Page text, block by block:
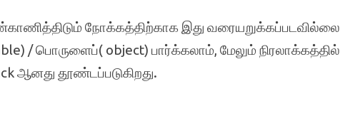
நோக்கத்திற்காக இது வரையறுக்கப்படவில்லை
/ பொருளைப்( object) பார்க்கலாம், மேலும் நிரலாக்கத்தில்
ஆனது தூண்டப்படுகிறது.